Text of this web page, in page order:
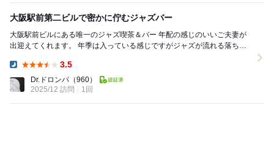
大阪駅前第二ビルで密かに佇むジャズバー
大阪駅前ビルにある唯一のジャズ喫茶＆バー 年配の感じのいいご夫妻が
出迎えてくれます。 年季は入っている感じですがジャズが流れる落ち着
3.5
Dr.ドロンパ （960）
2025/12 訪問
1回